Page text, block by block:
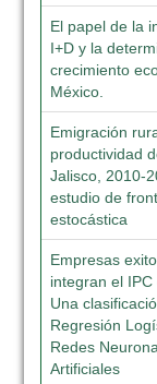
El papel de la
I+D y la
crecimiento
México.
Emigración
productividad
Jalisco, 2010-
estudio de
estocástica
Empresas
integran el
Una
Regresión
Redes
Artificiales